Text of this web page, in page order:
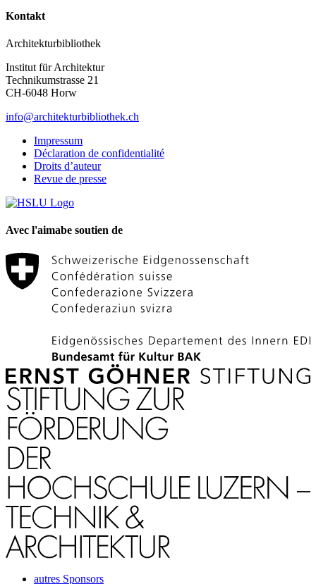
Kontakt
Architekturbibliothek
Institut für Architektur
Technikumstrasse 21
CH-6048 Horw
info@architekturbibliothek.ch
Impressum
Déclaration de confidentialité
Droits d’auteur
Revue de presse
Avec l'aimabe soutien de
autres Sponsors